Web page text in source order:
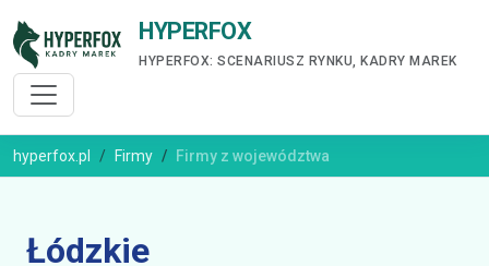
HYPERFOX
HYPERFOX: SCENARIUSZ RYNKU, KADRY MAREK
hyperfox.pl Firmy Firmy z województwa
Łódzkie